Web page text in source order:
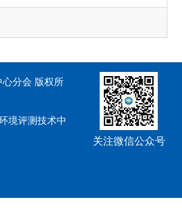
分会 版权所
境评测技术中
关注微信公众号